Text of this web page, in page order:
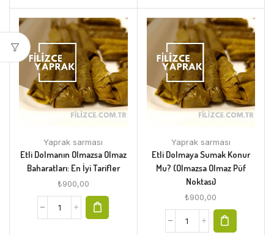
Yaprak sarması
Etli Dolmanın Olmazsa Olmaz
Baharatları: En İyi Tarifler
₺900,00
Yaprak sarması
Etli Dolmaya Sumak Konur
Mu? (Olmazsa Olmaz Püf
Noktası)
₺900,00